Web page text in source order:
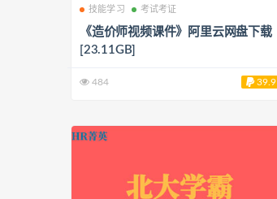
技能学习 考试考证
《造价师视频课件》阿里云网盘下载
[23.11GB]
484 39.9